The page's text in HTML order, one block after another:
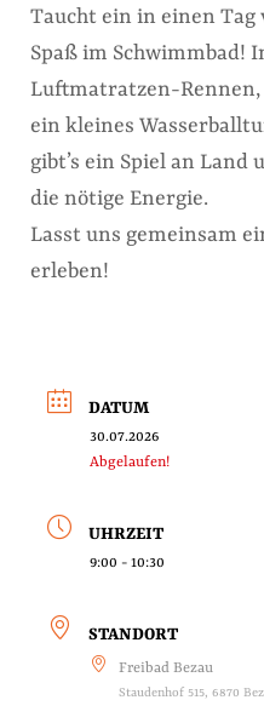
Taucht ein in einen
Spaß im Schwimmbad!
Luftmatratzen-
ein kleines
gibt’s ein Spiel an Land
die nötige Energie.
Lasst uns gemeinsam
erleben!
DATUM
30.07.2026
Abgelaufen!
UHRZEIT
9:00 - 10:30
STANDORT
Freibad Bezau
Staudenhof 515, 6870